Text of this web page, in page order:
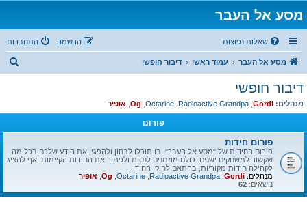
מסע אל העבר
שאלות נפוצות התחברות הרשמה
מסע אל העבר עמוד ראשי דיבור חופשי
ח
דיבור חופשי
מנהלים: Gordi
,
Radioactive Grandpa
,
Octarine
,
Og
, אופיר
פורום
פורום חידות
פורום החידות של "מסע אל העבר", בו תוכלו לבחון ולהפגין את הידע שלכם בכל מה
שקשור למשחקים ישנים. כולם מוזמנים לנסות ולפתור את החידות הקיימות ואף להציג
לקהילה חידות מקוריות, בהתאם לחוקי החידון.
מנהלים: Gordi
,
Radioactive Grandpa
,
Octarine
,
Og
, אופיר
נושאים: 62